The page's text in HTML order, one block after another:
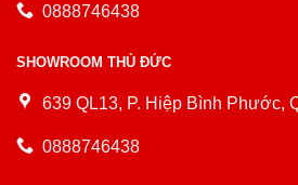
0888746438
SHOWROOM THỦ ĐỨC
639 QL13, P. Hiệp Bình Phước,
0888746438